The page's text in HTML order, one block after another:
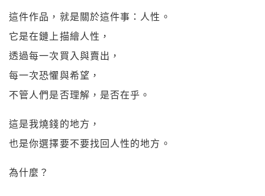
這件作品，就是關於這件事：人性。
它是在鏈上描繪人性，
透過每一次買入與賣出，
每一次恐懼與希望，
不管人們是否理解，是否在乎。
這是我燒錢的地方，
也是你選擇要不要找回人性的地方。
為什麼？